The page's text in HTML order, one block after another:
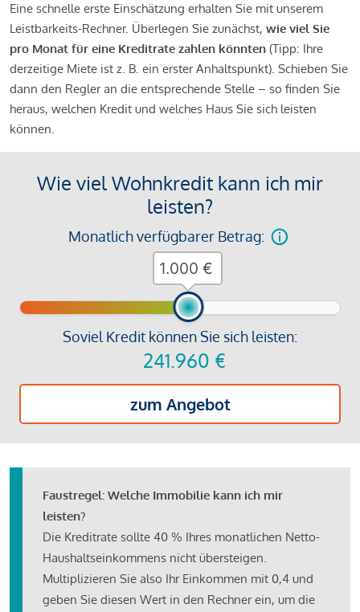
Eine schnelle erste Einschätzung erhalten Sie mit unserem
Leistbarkeits-Rechner. Überlegen Sie zunächst, wie viel Sie
pro Monat für eine Kreditrate zahlen könnten (Tipp: Ihre
derzeitige Miete ist z. B. ein erster Anhaltspunkt). Schieben Sie
dann den Regler an die entsprechende Stelle – so finden Sie
heraus, welchen Kredit und welches Haus Sie sich leisten
können.
Wie viel Wohnkredit kann ich mir
leisten?
Monatlich verfügbarer Betrag:
Soviel Kredit können Sie sich leisten:
241.960 €
zum Angebot
€
Faustregel: Welche Immobilie kann ich mir
leisten?
Die Kreditrate sollte 40 % Ihres monatlichen Netto-
Haushaltseinkommens nicht übersteigen.
Multiplizieren Sie also Ihr Einkommen mit 0,4 und
geben Sie diesen Wert in den Rechner ein, um die